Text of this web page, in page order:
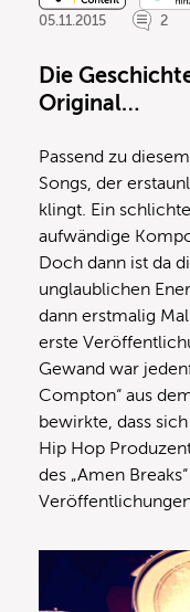
05.11.2015
2
Die
Original…
Passend zu
Songs, der
klingt. Ein
aufwändige
Doch dann ist da
unglaublichen
dann erstmalig
erste
Gewand war
Compton“ aus
bewirkte, dass
Hip Hop
des „Amen